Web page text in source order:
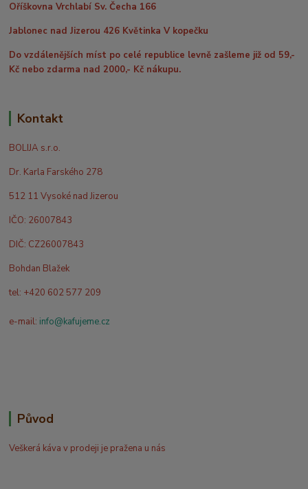
Oříškovna Vrchlabí Sv. Čecha 166
Jablonec nad Jizerou 426 Květinka V kopečku
Do vzdálenějších míst po celé republice levně zašleme již od 59,-
Kč nebo zdarma nad 2000,- Kč nákupu.
Kontakt
BOLIJA s.r.o.
Dr. Karla Farského 278
512 11 Vysoké nad Jizerou
IČO: 26007843
DIČ: CZ26007843
Bohdan Blažek
tel: +420 602 577 209
e-mail: info@kafujeme.cz
Původ
Veškerá káva v prodeji je pražena u nás